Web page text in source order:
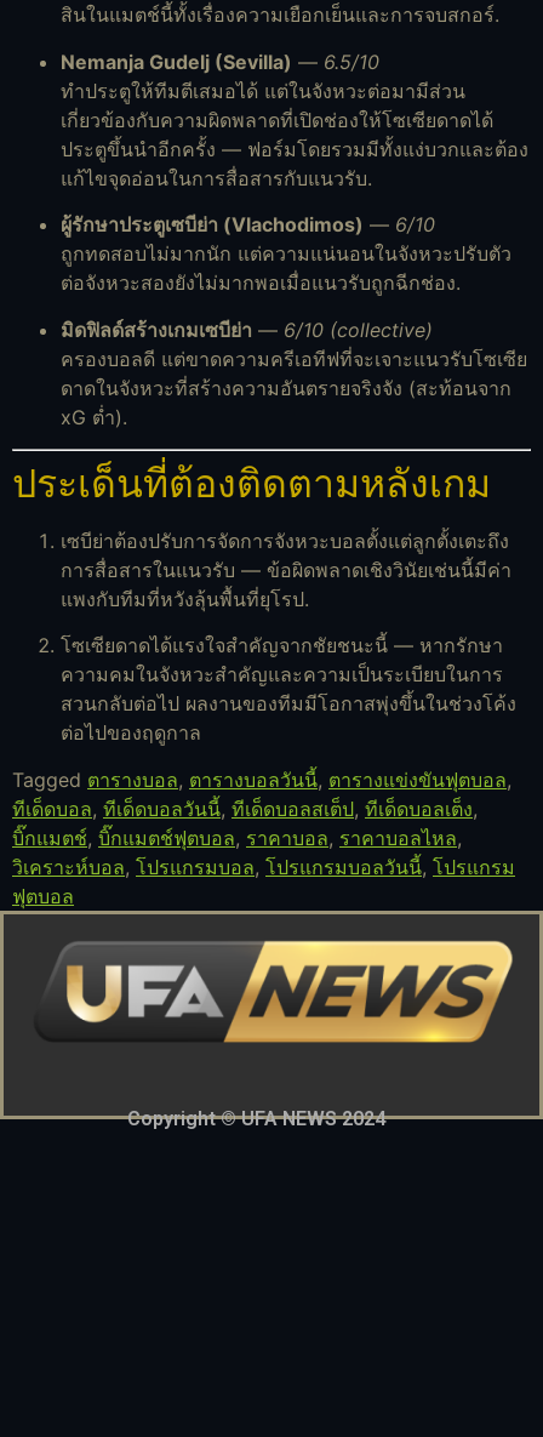
สินในแมตช์นี้ทั้งเรื่องความเยือกเย็นและการจบสกอร์.
Nemanja Gudelj (Sevilla) — 6.5/10
ทำประตูให้ทีมตีเสมอได้ แต่ในจังหวะต่อมามีส่วน
เกี่ยวข้องกับความผิดพลาดที่เปิดช่องให้โซเซียดาดได้
ประตูขึ้นนำอีกครั้ง — ฟอร์มโดยรวมมีทั้งแง่บวกและต้อง
แก้ไขจุดอ่อนในการสื่อสารกับแนวรับ.
ผู้รักษาประตูเซบีย่า (Vlachodimos) — 6/10
ถูกทดสอบไม่มากนัก แต่ความแน่นอนในจังหวะปรับตัว
ต่อจังหวะสองยังไม่มากพอเมื่อแนวรับถูกฉีกช่อง.
มิดฟิลด์สร้างเกมเซบีย่า — 6/10 (collective)
ครองบอลดี แต่ขาดความครีเอทีฟที่จะเจาะแนวรับโซเซีย
ดาดในจังหวะที่สร้างความอันตรายจริงจัง (สะท้อนจาก
xG ต่ำ).
ประเด็นที่ต้องติดตามหลังเกม
เซบีย่าต้องปรับการจัดการจังหวะบอลตั้งแต่ลูกตั้งเตะถึง
การสื่อสารในแนวรับ — ข้อผิดพลาดเชิงวินัยเช่นนี้มีค่า
แพงกับทีมที่หวังลุ้นพื้นที่ยุโรป.
โซเซียดาดได้แรงใจสำคัญจากชัยชนะนี้ — หากรักษา
ความคมในจังหวะสำคัญและความเป็นระเบียบในการ
สวนกลับต่อไป ผลงานของทีมมีโอกาสพุ่งขึ้นในช่วงโค้ง
ต่อไปของฤดูกาล
Tagged ตารางบอล, ตารางบอลวันนี้, ตารางแข่งขันฟุตบอล,
ทีเด็ดบอล, ทีเด็ดบอลวันนี้, ทีเด็ดบอลสเต็ป, ทีเด็ดบอลเต็ง,
บิ๊กแมตช์, บิ๊กแมตช์ฟุตบอล, ราคาบอล, ราคาบอลไหล,
วิเคราะห์บอล, โปรแกรมบอล, โปรแกรมบอลวันนี้, โปรแกรม
ฟุตบอล
Copyright © UFA NEWS 2024